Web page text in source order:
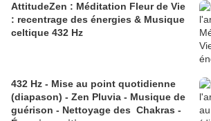
AttitudeZen : Méditation Fleur de Vie
: recentrage des énergies & Musique
celtique 432 Hz
432 Hz - Mise au point quotidienne
(diapason) - Zen Pluvia - Musique de
guérison - Nettoyage des Chakras -